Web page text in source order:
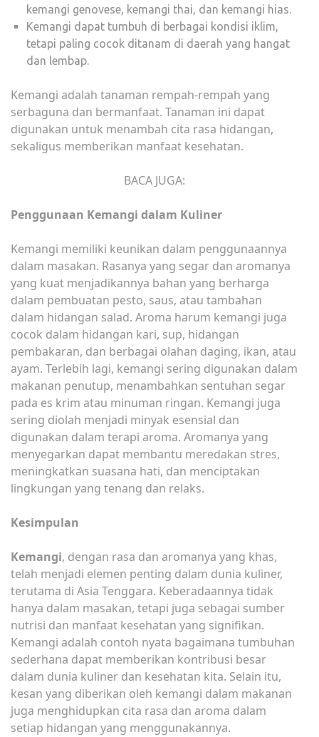
kemangi genovese, kemangi thai, dan kemangi hias.
Kemangi dapat tumbuh di berbagai kondisi iklim,
tetapi paling cocok ditanam di daerah yang hangat
dan lembap.
Kemangi adalah tanaman rempah-rempah yang
serbaguna dan bermanfaat. Tanaman ini dapat
digunakan untuk menambah cita rasa hidangan,
sekaligus memberikan manfaat kesehatan.
BACA JUGA:
Penggunaan Kemangi dalam Kuliner
Kemangi memiliki keunikan dalam penggunaannya
dalam masakan. Rasanya yang segar dan aromanya
yang kuat menjadikannya bahan yang berharga
dalam pembuatan pesto, saus, atau tambahan
dalam hidangan salad. Aroma harum kemangi juga
cocok dalam hidangan kari, sup, hidangan
pembakaran, dan berbagai olahan daging, ikan, atau
ayam. Terlebih lagi, kemangi sering digunakan dalam
makanan penutup, menambahkan sentuhan segar
pada es krim atau minuman ringan. Kemangi juga
sering diolah menjadi minyak esensial dan
digunakan dalam terapi aroma. Aromanya yang
menyegarkan dapat membantu meredakan stres,
meningkatkan suasana hati, dan menciptakan
lingkungan yang tenang dan relaks.
Kesimpulan
Kemangi, dengan rasa dan aromanya yang khas,
telah menjadi elemen penting dalam dunia kuliner,
terutama di Asia Tenggara. Keberadaannya tidak
hanya dalam masakan, tetapi juga sebagai sumber
nutrisi dan manfaat kesehatan yang signifikan.
Kemangi adalah contoh nyata bagaimana tumbuhan
sederhana dapat memberikan kontribusi besar
dalam dunia kuliner dan kesehatan kita. Selain itu,
kesan yang diberikan oleh kemangi dalam makanan
juga menghidupkan cita rasa dan aroma dalam
setiap hidangan yang menggunakannya.